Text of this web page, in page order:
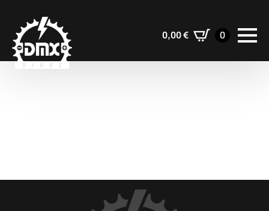
0,00€ 0